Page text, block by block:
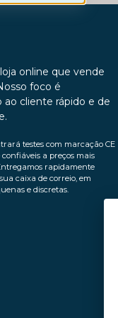
Proteja-se e
e obter
e acessíveis para
CRP agora!
online que vende
foco é
cliente rápido e de
testes com marcação CE
​​a preços mais
rapidamente
caixa de correio, em
e discretas.